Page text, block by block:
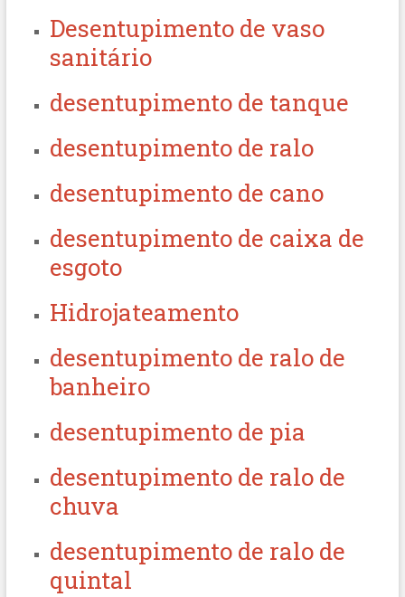
Desentupimento de vaso
sanitário
desentupimento de tanque
desentupimento de ralo
desentupimento de cano
desentupimento de caixa de
esgoto
Hidrojateamento
desentupimento de ralo de
banheiro
desentupimento de pia
desentupimento de ralo de
chuva
desentupimento de ralo de
quintal